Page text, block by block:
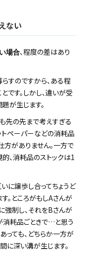
ない
場合、程度の差はあり
すのですから、ある程
す。しかし、違いが受
が生じます。
先の先まで考えすぎる
トペーパーなどの消耗品
がありません。一方で
、消耗品のストックは1
に譲歩し合ってちょうど
。ところがもしAさんが
強制し、それをBさんが
消耗品ごときで…と思う
っても、どちらか一方が
に深い溝が生じます。